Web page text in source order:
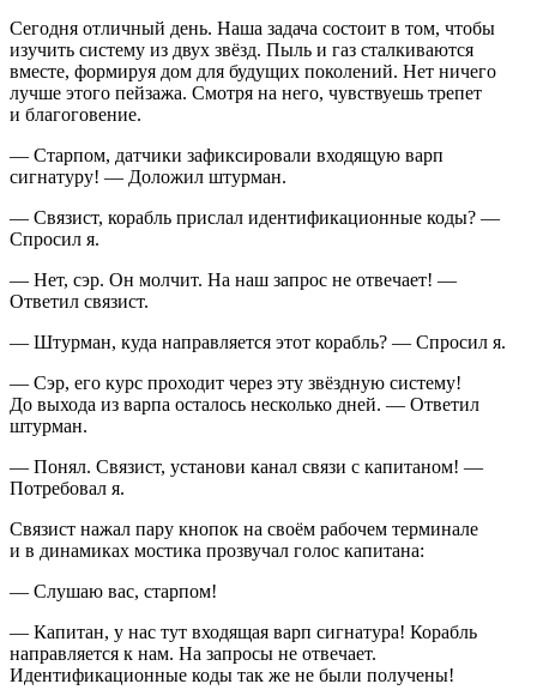
Сегодня отличный день. Наша задача состоит в том, чтобы
изучить систему из двух звёзд. Пыль и газ сталкиваются
вместе, формируя дом для будущих поколений. Нет ничего
лучше этого пейзажа. Смотря на него, чувствуешь трепет
и благоговение.
— Старпом, датчики зафиксировали входящую варп
сигнатуру! — Доложил штурман.
— Связист, корабль прислал идентификационные коды? —
Спросил я.
— Нет, сэр. Он молчит. На наш запрос не отвечает! —
Ответил связист.
— Штурман, куда направляется этот корабль? — Спросил я.
— Сэр, его курс проходит через эту звёздную систему!
До выхода из варпа осталось несколько дней. — Ответил
штурман.
— Понял. Связист, установи канал связи с капитаном! —
Потребовал я.
Связист нажал пару кнопок на своём рабочем терминале
и в динамиках мостика прозвучал голос капитана:
— Слушаю вас, старпом!
— Капитан, у нас тут входящая варп сигнатура! Корабль
направляется к нам. На запросы не отвечает.
Идентификационные коды так же не были получены!